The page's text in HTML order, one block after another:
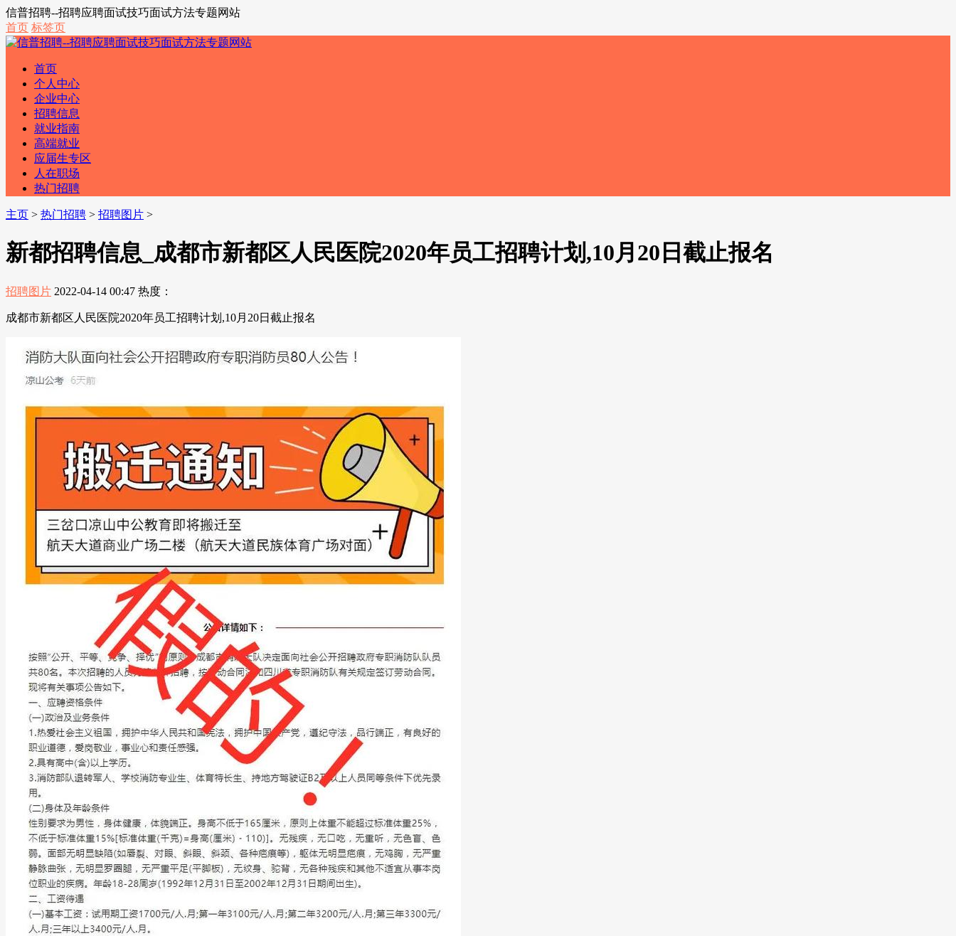
信普招聘--招聘应聘面试技巧面试方法专题网站
首页 标签页
首页
个人中心
企业中心
招聘信息
就业指南
高端就业
应届生专区
人在职场
热门招聘
主页 > 热门招聘 > 招聘图片 >
新都招聘信息_成都市新都区人民医院2020年员工招聘计划,10月20日截止报名
招聘图片 2022-04-14 00:47 热度：
成都市新都区人民医院2020年员工招聘计划,10月20日截止报名